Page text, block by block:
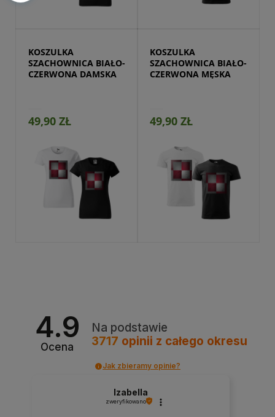
KOSZULKA
SZACHOWNICA BIAŁO-
CZERWONA DAMSKA
49,90 ZŁ
KOSZULKA
SZACHOWNICA BIAŁO-
CZERWONA MĘSKA
49,90 ZŁ
4.9
Ocena
Na podstawie
3717 opinii z całego okresu
Jak zbieramy opinie?
Izabella
zweryfikowano